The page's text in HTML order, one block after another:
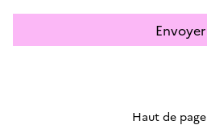
Envoyer
Haut de page